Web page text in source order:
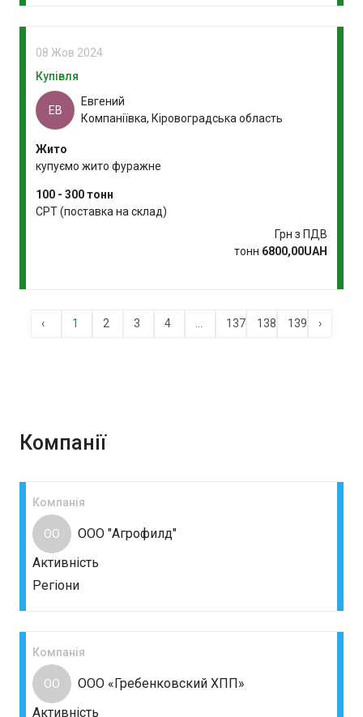
08 Жов 2024
Купівля
ЕВ
Евгений
Компаніївка, Кіровоградська область
Жито
купуємо жито фуражне
100 - 300 тонн
CPT (поставка на склад)
Грн з ПДВ
тонн 6800,00UAH
‹ 1 2 3 4 137 138 139 ›
Компанії
Компанія
ОО
ООО "Агрофилд"
Активність
Регіони
Компанія
ОО
ООО «Гребенковский ХПП»
Активність